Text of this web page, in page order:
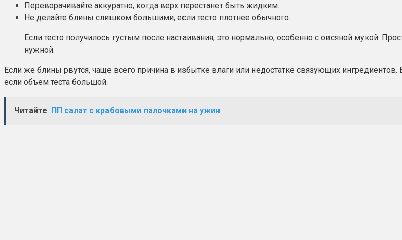
Переворачивайте аккуратно, когда верх перестанет быть жидким.
Не делайте блины слишком большими, если тесто плотнее обычного.
Если тесто получилось густым после настаивания, это нормально, особенно с овсяной мукой.
нужной.
Если же блины рвутся, чаще всего причина в избытке влаги или недостатке связующих
если объем теста большой.
Читайте ПП салат с крабовыми палочками на ужин